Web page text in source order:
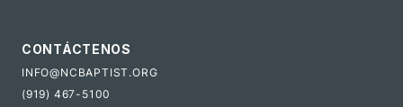
CONTÁCTENOS
INFO@NCBAPTIST.ORG
(919) 467-5100